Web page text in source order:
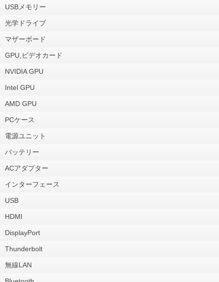
USBメモリー
光学ドライブ
マザーボード
GPU,ビデオカード
NVIDIA GPU
Intel GPU
AMD GPU
PCケース
電源ユニット
バッテリー
ACアダプター
インターフェース
USB
HDMI
DisplayPort
Thunderbolt
無線LAN